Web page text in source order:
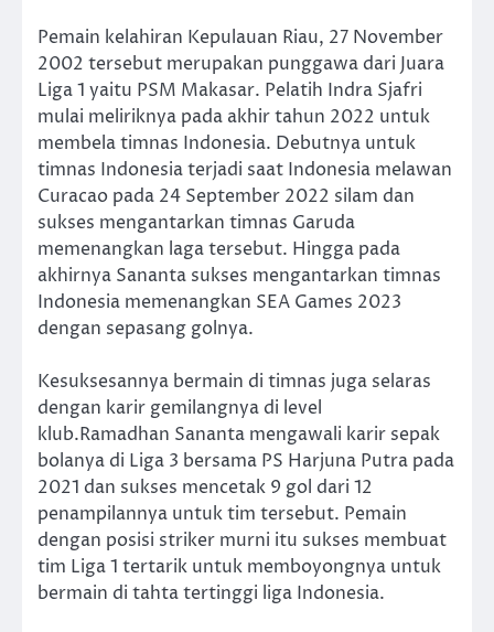
Pemain kelahiran Kepulauan Riau, 27 November
2002 tersebut merupakan punggawa dari Juara
Liga 1 yaitu PSM Makasar. Pelatih Indra Sjafri
mulai meliriknya pada akhir tahun 2022 untuk
membela timnas Indonesia. Debutnya untuk
timnas Indonesia terjadi saat Indonesia melawan
Curacao pada 24 September 2022 silam dan
sukses mengantarkan timnas Garuda
memenangkan laga tersebut. Hingga pada
akhirnya Sananta sukses mengantarkan timnas
Indonesia memenangkan SEA Games 2023
dengan sepasang golnya.
Kesuksesannya bermain di timnas juga selaras
dengan karir gemilangnya di level
klub.Ramadhan Sananta mengawali karir sepak
bolanya di Liga 3 bersama PS Harjuna Putra pada
2021 dan sukses mencetak 9 gol dari 12
penampilannya untuk tim tersebut. Pemain
dengan posisi striker murni itu sukses membuat
tim Liga 1 tertarik untuk memboyongnya untuk
bermain di tahta tertinggi liga Indonesia.